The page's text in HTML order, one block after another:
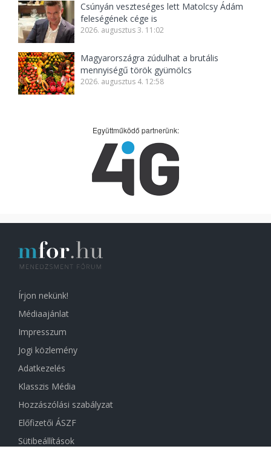
Csúnyán veszteséges lett Matolcsy Ádám
feleségének cége is
2026. augusztus 3. 11:02
Magyarországra zúdulhat a brutális
mennyiségű török gyümölcs
2026. augusztus 4. 12:58
Együttműködő partnerünk:
Írjon nekünk!
Médiaajánlat
Impresszum
Jogi közlemény
Adatkezelés
Klasszis Média
Hozzászólási szabályzat
Előfizetői ÁSZF
Sütibeállítások